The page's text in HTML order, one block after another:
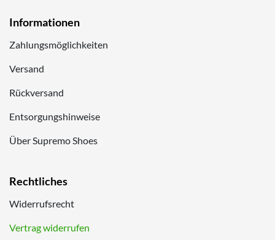
Informationen
Zahlungsmöglichkeiten
Versand
Rückversand
Entsorgungshinweise
Über Supremo Shoes
Rechtliches
Widerrufsrecht
Vertrag widerrufen